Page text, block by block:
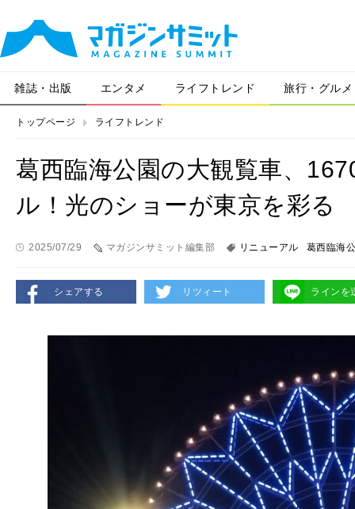
雑誌・出版 エンタメ ライフトレンド 旅行・グルメ
トップページ ライフトレンド
葛西臨海公園の大観覧車、
ル！光のショーが東京を彩る
2025/07/29 マガジンサミット編集部 リニューアル 葛西臨海
シェアする リツィート ラインを